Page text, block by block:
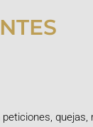
peticiones,